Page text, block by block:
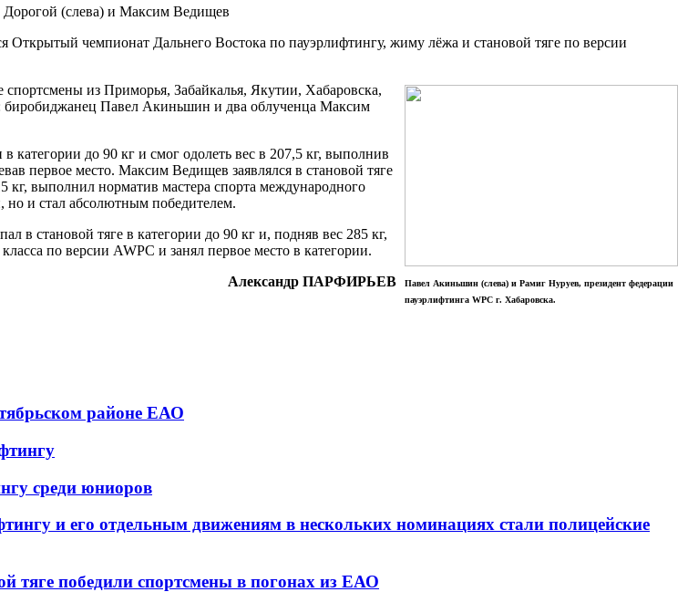
Открытый чемпионат Дальнего Востока по пауэрлифтингу, жиму лёжа и становой тяге по версии
Павел Акиньшин (слева) и Рамиг Нуруев, президент федерации
пауэрлифтинга WPC г. Хабаровска.
из Приморья, Забайкалья, Якутии, Хабаровска,
биробиджанец Павел Акиньшин и два облученца Максим
до 90 кг и смог одолеть вес в 207,5 кг, выполнив
первое место. Максим Ведищев заявлялся в становой тяге
кг, выполнил норматив мастера спорта международного
но и стал абсолютным победителем.
в становой тяге в категории до 90 кг и, подняв вес 285 кг,
по версии AWPC и занял первое место в категории.
Александр ПАРФИРЬЕВ
районе ЕАО
среди юниоров
и его отдельным движениям в нескольких номинациях стали полицейские
тяге победили спортсмены в погонах из ЕАО